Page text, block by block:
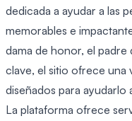
dedicada a ayudar a las
memorables e
dama de honor, el
clave, el sitio ofrece una
diseñados para
La plataforma ofrece